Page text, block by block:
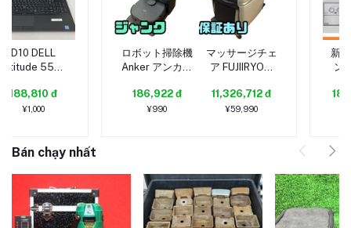
D10 DELL
5580
7200U メモリ
4GB
188,810 đ
¥1,000
ロボット掃除機
Anker アンカー
Omni ジャンク
直接お渡し歓迎
186,922 đ
¥990
マッサージチェ
ア FUJIIRYOKI
ーパーリラック
ス J23 SKS-
11,326,712 đ
¥59,990
新
ン
Bán chạy nhất